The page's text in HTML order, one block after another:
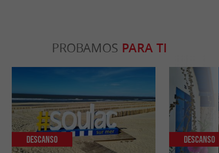
PROBAMOS PARA TI
Descanso Descanso